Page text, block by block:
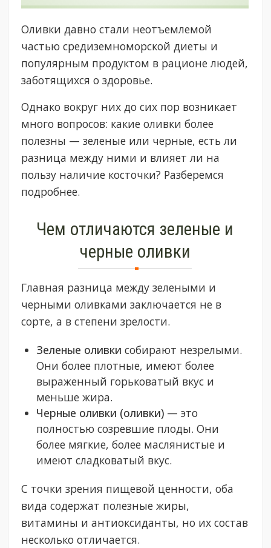
Оливки давно стали неотъемлемой
частью средиземноморской диеты и
популярным продуктом в рационе людей,
заботящихся о здоровье.
Однако вокруг них до сих пор возникает
много вопросов: какие оливки более
полезны — зеленые или черные, есть ли
разница между ними и влияет ли на
пользу наличие косточки? Разберемся
подробнее.
Чем отличаются зеленые и
черные оливки
Главная разница между зелеными и
черными оливками заключается не в
сорте, а в степени зрелости.
Зеленые оливки собирают незрелыми.
Они более плотные, имеют более
выраженный горьковатый вкус и
меньше жира.
Черные оливки (оливки) — это
полностью созревшие плоды. Они
более мягкие, более маслянистые и
имеют сладковатый вкус.
С точки зрения пищевой ценности, оба
вида содержат полезные жиры,
витамины и антиоксиданты, но их состав
несколько отличается.